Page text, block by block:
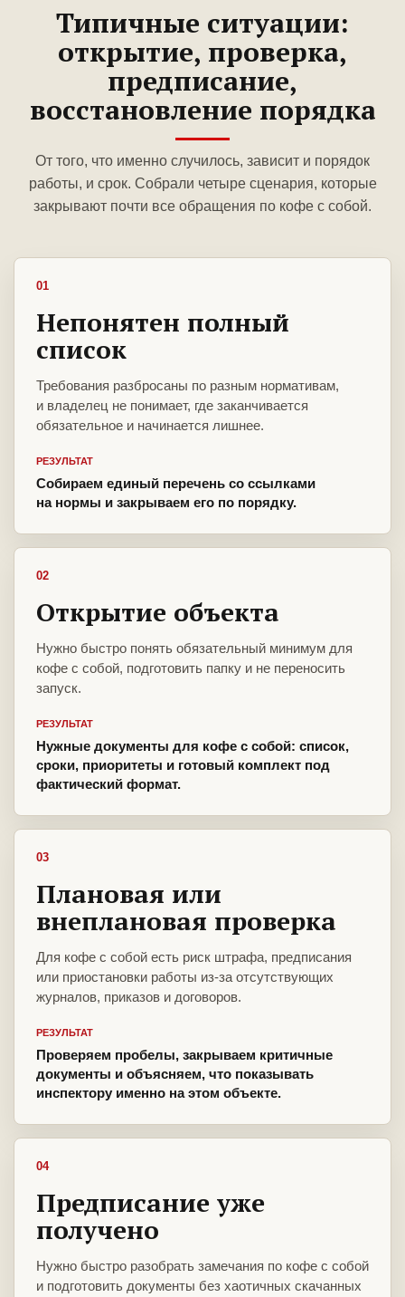
Типичные ситуации:
открытие, проверка,
предписание,
восстановление порядка
От того, что именно случилось, зависит и порядок
работы, и срок. Собрали четыре сценария, которые
закрывают почти все обращения по кофе с собой.
01
Непонятен полный
список
Требования разбросаны по разным нормативам,
и владелец не понимает, где заканчивается
обязательное и начинается лишнее.
РЕЗУЛЬТАТ
Собираем единый перечень со ссылками
на нормы и закрываем его по порядку.
02
Открытие объекта
Нужно быстро понять обязательный минимум для
кофе с собой, подготовить папку и не переносить
запуск.
РЕЗУЛЬТАТ
Нужные документы для кофе с собой: список,
сроки, приоритеты и готовый комплект под
фактический формат.
03
Плановая или
внеплановая проверка
Для кофе с собой есть риск штрафа, предписания
или приостановки работы из-за отсутствующих
журналов, приказов и договоров.
РЕЗУЛЬТАТ
Проверяем пробелы, закрываем критичные
документы и объясняем, что показывать
инспектору именно на этом объекте.
04
Предписание уже
получено
Нужно быстро разобрать замечания по кофе с собой
и подготовить документы без хаотичных скачанных